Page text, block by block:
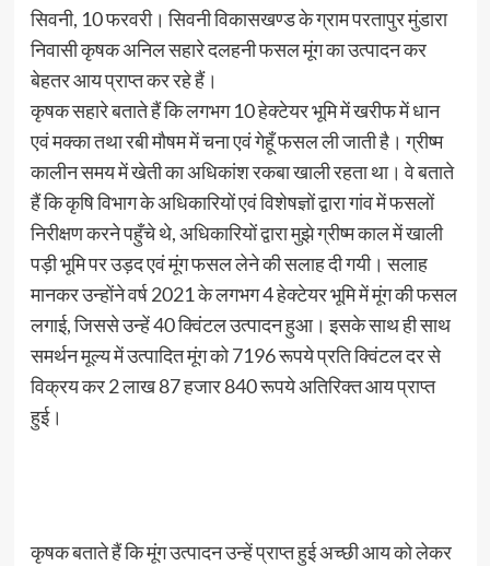
सिवनी, 10 फरवरी। सिवनी विकासखण्ड के ग्राम परतापुर मुंडारा
निवासी कृषक अनिल सहारे दलहनी फसल मूंग का उत्पादन कर
बेहतर आय प्राप्त कर रहे हैं।
कृषक सहारे बताते हैं कि लगभग 10 हेक्टेयर भूमि में खरीफ में धान
एवं मक्का तथा रबी मौषम में चना एवं गेहूँ फसल ली जाती है। ग्रीष्म
कालीन समय में खेती का अधिकांश रकबा खाली रहता था। वे बताते
हैं कि कृषि विभाग के अधिकारियों एवं विशेषज्ञों द्वारा गांव में फसलों
निरीक्षण करने पहुँचे थे, अधिकारियों द्वारा मुझे ग्रीष्म काल में खाली
पड़ी भूमि पर उड़द एवं मूंग फसल लेने की सलाह दी गयी। सलाह
मानकर उन्होंने वर्ष 2021 के लगभग 4 हेक्टेयर भूमि में मूंग की फसल
लगाई, जिससे उन्हें 40 क्विंटल उत्पादन हुआ। इसके साथ ही साथ
समर्थन मूल्य में उत्पादित मूंग को 7196 रूपये प्रति क्विंटल दर से
विक्रय कर 2 लाख 87 हजार 840 रूपये अतिरिक्त आय प्राप्त
हुई।
कृषक बताते हैं कि मूंग उत्पादन उन्हें प्राप्त हुई अच्छी आय को लेकर